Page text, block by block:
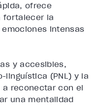
ofrece
fortalecer la
intensas
y accesibles,
lingüística (PNL) y la
a reconectar con el
una mentalidad